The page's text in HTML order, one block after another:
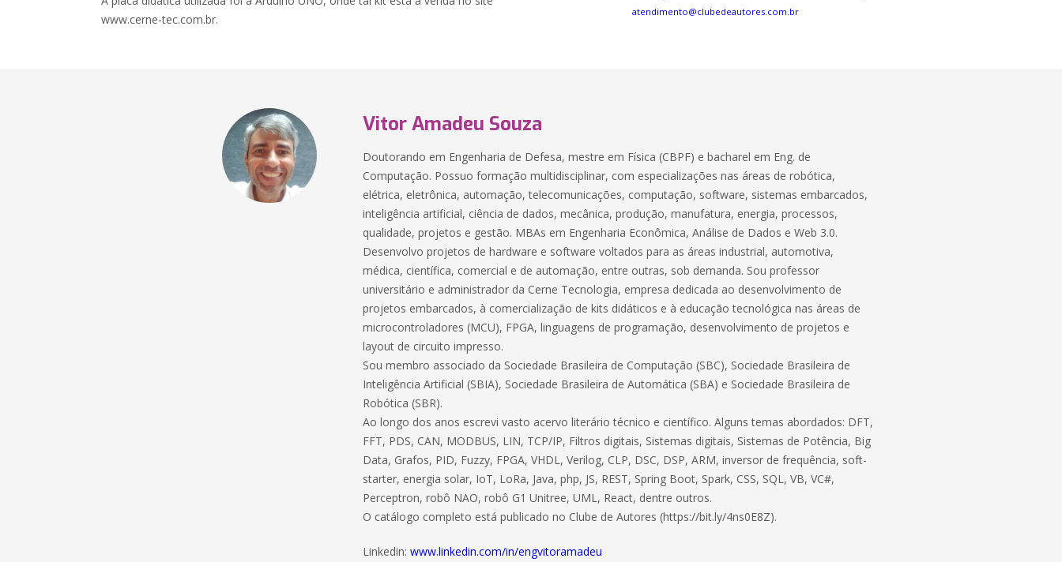
www.cerne-tec.com.br.
atendimento@clubedeautores.com.br
Vitor Amadeu Souza
Doutorando em Engenharia de Defesa, mestre em Física (CBPF) e bacharel em Eng. de
Computação. Possuo formação multidisciplinar, com especializações nas áreas de robótica,
elétrica, eletrônica, automação, telecomunicações, computação, software, sistemas embarcados,
inteligência artificial, ciência de dados, mecânica, produção, manufatura, energia, processos,
qualidade, projetos e gestão. MBAs em Engenharia Econômica, Análise de Dados e Web 3.0.
Desenvolvo projetos de hardware e software voltados para as áreas industrial, automotiva,
médica, científica, comercial e de automação, entre outras, sob demanda. Sou professor
universitário e administrador da Cerne Tecnologia, empresa dedicada ao desenvolvimento de
projetos embarcados, à comercialização de kits didáticos e à educação tecnológica nas áreas de
microcontroladores (MCU), FPGA, linguagens de programação, desenvolvimento de projetos e
layout de circuito impresso.
Sou membro associado da Sociedade Brasileira de Computação (SBC), Sociedade Brasileira de
Inteligência Artificial (SBIA), Sociedade Brasileira de Automática (SBA) e Sociedade Brasileira de
Robótica (SBR).
Ao longo dos anos escrevi vasto acervo literário técnico e científico. Alguns temas abordados: DFT,
FFT, PDS, CAN, MODBUS, LIN, TCP/IP, Filtros digitais, Sistemas digitais, Sistemas de Potência, Big
Data, Grafos, PID, Fuzzy, FPGA, VHDL, Verilog, CLP, DSC, DSP, ARM, inversor de frequência, soft-
starter, energia solar, IoT, LoRa, Java, php, JS, REST, Spring Boot, Spark, CSS, SQL, VB, VC#,
Perceptron, robô NAO, robô G1 Unitree, UML, React, dentre outros.
O catálogo completo está publicado no Clube de Autores (https://bit.ly/4ns0E8Z).
Linkedin:www.linkedin.com/in/engvitoramadeu